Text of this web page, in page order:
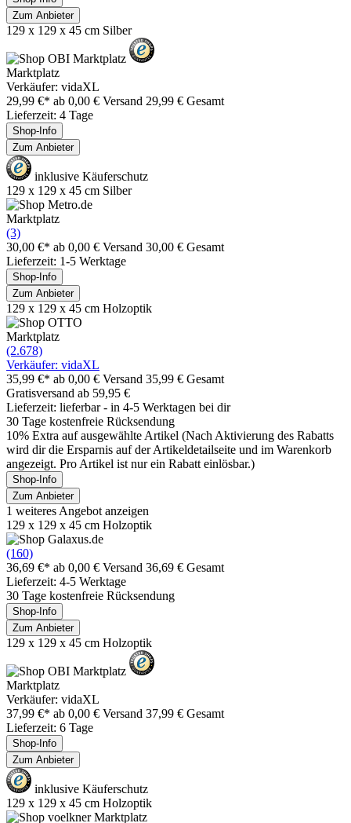
Zum Anbieter
129 x 129 x 45 cm Silber
Marktplatz
Verkäufer: vidaXL
29,99 €* ab 0,00 € Versand 29,99 € Gesamt
Lieferzeit: 4 Tage
Shop-Info
Zum Anbieter
inklusive Käuferschutz
129 x 129 x 45 cm Silber
Marktplatz
(3)
30,00 €* ab 0,00 € Versand 30,00 € Gesamt
Lieferzeit: 1-5 Werktage
Shop-Info
Zum Anbieter
129 x 129 x 45 cm Holzoptik
Marktplatz
(2.678)
Verkäufer: vidaXL
35,99 €* ab 0,00 € Versand 35,99 € Gesamt
Gratisversand ab 59,95 €
Lieferzeit: lieferbar - in 4-5 Werktagen bei dir
30 Tage kostenfreie Rücksendung
10% Extra auf ausgewählte Artikel (Nach Aktivierung des Rabatts
wird dir die Ersparnis auf der Artikeldetailseite und im Warenkorb
angezeigt. Pro Artikel ist nur ein Rabatt einlösbar.)
Shop-Info
Zum Anbieter
1 weiteres Angebot anzeigen
129 x 129 x 45 cm Holzoptik
(160)
36,69 €* ab 0,00 € Versand 36,69 € Gesamt
Lieferzeit: 4-5 Werktage
30 Tage kostenfreie Rücksendung
Shop-Info
Zum Anbieter
129 x 129 x 45 cm Holzoptik
Marktplatz
Verkäufer: vidaXL
37,99 €* ab 0,00 € Versand 37,99 € Gesamt
Lieferzeit: 6 Tage
Shop-Info
Zum Anbieter
inklusive Käuferschutz
129 x 129 x 45 cm Holzoptik